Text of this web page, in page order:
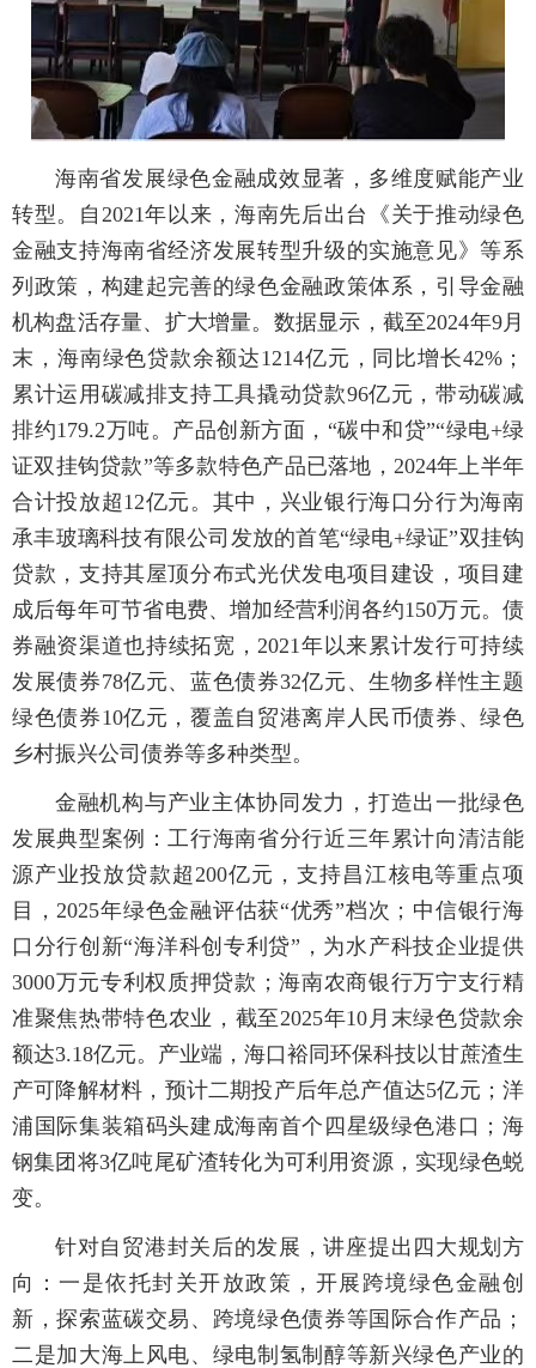
海南省发展绿色金融成效显著，多维度赋能产业
转型。自2021年以来，海南先后出台《关于推动绿色
金融支持海南省经济发展转型升级的实施意见》等系
列政策，构建起完善的绿色金融政策体系，引导金融
机构盘活存量、扩大增量。数据显示，截至2024年9月
末，海南绿色贷款余额达1214亿元，同比增长42%；
累计运用碳减排支持工具撬动贷款96亿元，带动碳减
排约179.2万吨。产品创新方面，“碳中和贷”“绿电+绿
证双挂钩贷款”等多款特色产品已落地，2024年上半年
合计投放超12亿元。其中，兴业银行海口分行为海南
承丰玻璃科技有限公司发放的首笔“绿电+绿证”双挂钩
贷款，支持其屋顶分布式光伏发电项目建设，项目建
成后每年可节省电费、增加经营利润各约150万元。债
券融资渠道也持续拓宽，2021年以来累计发行可持续
发展债券78亿元、蓝色债券32亿元、生物多样性主题
绿色债券10亿元，覆盖自贸港离岸人民币债券、绿色
乡村振兴公司债券等多种类型。
金融机构与产业主体协同发力，打造出一批绿色
发展典型案例：工行海南省分行近三年累计向清洁能
源产业投放贷款超200亿元，支持昌江核电等重点项
目，2025年绿色金融评估获“优秀”档次；中信银行海
口分行创新“海洋科创专利贷”，为水产科技企业提供
3000万元专利权质押贷款；海南农商银行万宁支行精
准聚焦热带特色农业，截至2025年10月末绿色贷款余
额达3.18亿元。产业端，海口裕同环保科技以甘蔗渣生
产可降解材料，预计二期投产后年总产值达5亿元；洋
浦国际集装箱码头建成海南首个四星级绿色港口；海
钢集团将3亿吨尾矿渣转化为可利用资源，实现绿色蜕
变。
针对自贸港封关后的发展，讲座提出四大规划方
向：一是依托封关开放政策，开展跨境绿色金融创
新，探索蓝碳交易、跨境绿色债券等国际合作产品；
二是加大海上风电、绿电制氢制醇等新兴绿色产业的